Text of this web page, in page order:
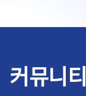
커뮤니